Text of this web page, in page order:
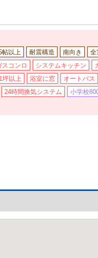
帖以上 耐震構造 南向き 全
スコンロ システムキッチン
坪以上 浴室に窓 オートバス
24時間換気システム 小学校